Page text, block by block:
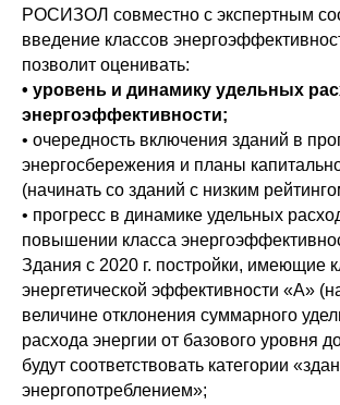
РОСИЗОЛ совместно с экспертным
введение классов
позволит оценивать:
• уровень и динамику удельных
энергоэффективности;
• очередность включения зданий в
энергосбережения и планы
(начинать со зданий с низким
• прогресс в динамике удельных
повышении класса
Здания с 2020 г. постройки, имеющие
энергетической эффективности «А»
величине отклонения суммарного
расхода энергии от базового уровня
будут соответствовать категории
энергопотреблением»;